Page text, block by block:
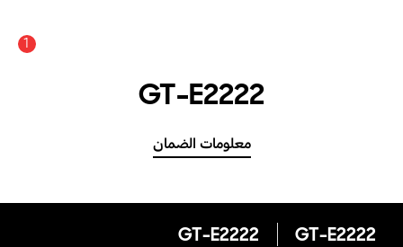
1
GT-E2222
معلومات الضمان
GT-E2222
GT-E2222